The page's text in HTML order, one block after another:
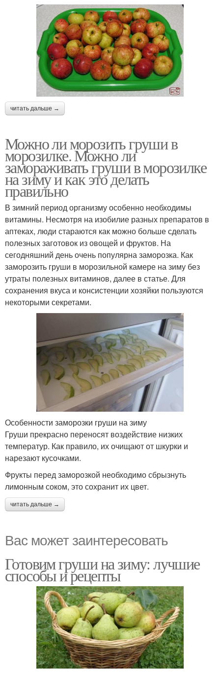
читать дальше →
Можно ли морозить груши в
морозилке. Можно ли
замораживать груши в морозилке
на зиму и как это делать
правильно
В зимний период организму особенно необходимы
витамины. Несмотря на изобилие разных препаратов в
аптеках, люди стараются как можно больше сделать
полезных заготовок из овощей и фруктов. На
сегодняшний день очень популярна заморозка. Как
заморозить груши в морозильной камере на зиму без
утраты полезных витаминов, далее в статье. Для
сохранения вкуса и консистенции хозяйки пользуются
некоторыми секретами.
Особенности заморозки груши на зиму
Груши прекрасно переносят воздействие низких
температур. Как правило, их очищают от шкурки и
нарезают кусочками.
Фрукты перед заморозкой необходимо сбрызнуть
лимонным соком, это сохранит их цвет.
читать дальше →
Вас может заинтересовать
Готовим груши на зиму: лучшие
способы и рецепты